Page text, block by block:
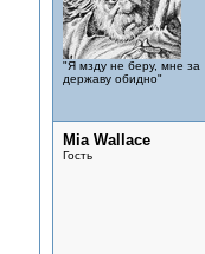
"Я мзду не беру, мне за
державу обидно"
Mia Wallace
Гость